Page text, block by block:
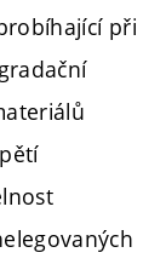
při